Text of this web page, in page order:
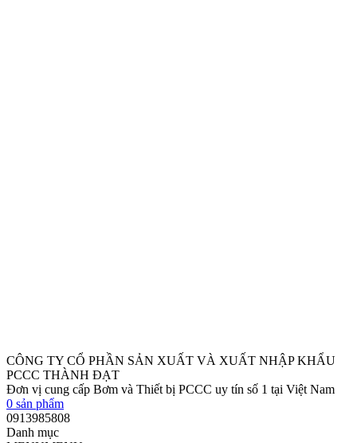
CÔNG TY CỔ PHẦN SẢN XUẤT VÀ XUẤT NHẬP KHẨU
PCCC THÀNH ĐẠT
Đơn vị cung cấp Bơm và Thiết bị PCCC uy tín số 1 tại Việt Nam
0 sản phẩm
0913985808
Danh mục